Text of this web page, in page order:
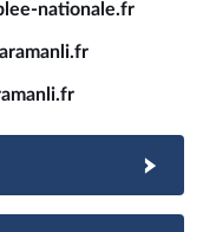
nationale.fr